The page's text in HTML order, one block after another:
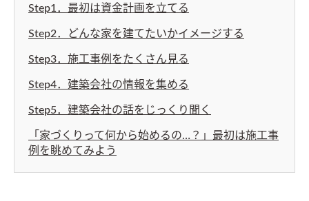
Step1．最初は資金計画を立てる
Step2．どんな家を建てたいかイメージする
Step3．施工事例をたくさん見る
Step4．建築会社の情報を集める
Step5．建築会社の話をじっくり聞く
「家づくりって何から始めるの…？」最初は施工事
例を眺めてみよう